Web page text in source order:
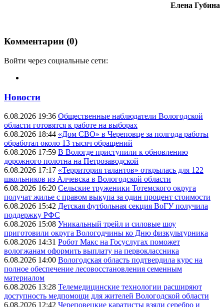
Елена Губина
Комментарии (0)
Войти через социальные сети:
Новости
6.08.2026 19:36 Общественные наблюдатели Вологодской
области готовятся к работе на выборах
6.08.2026 18:44 «Дом СВО» в Череповце за полгода работы
обработал около 13 тысяч обращений
6.08.2026 17:59 В Вологде приступили к обновлению
дорожного полотна на Петрозаводской
6.08.2026 17:17 «Территория талантов» открылась для 122
школьников из Алчевска в Вологодской области
6.08.2026 16:20 Сельские труженики Тотемского округа
получат жилье с правом выкупа за один процент стоимости
6.08.2026 15:42 Детская футбольная секция ВоГУ получила
поддержку РФС
6.08.2026 15:08 Уникальный трейл и силовые шоу
приготовили округа Вологодчины ко Дню физкультурника
6.08.2026 14:31 Робот Макс на Госуслугах поможет
вологжанам оформить выплату на первоклассника
6.08.2026 14:00 Вологодская область подтвердила курс на
полное обеспечение лесовосстановления семенным
материалом
6.08.2026 13:28 Телемедицинские технологии расширяют
доступность медпомощи для жителей Вологодской области
6.08.2026 12:42 Череповецкие каратисты взяли серебро и